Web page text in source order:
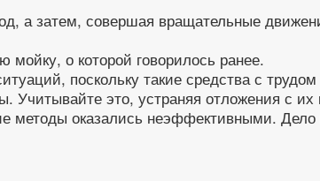
а затем, совершая вращательные
о которой говорилось ранее.
поскольку такие средства с
Учитывайте это, устраняя отложения с
методы оказались неэффективными.